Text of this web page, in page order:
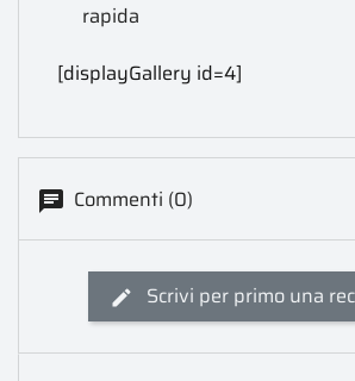
rapida
[displayGallery id=4]
Commenti (0)
Scrivi per primo una